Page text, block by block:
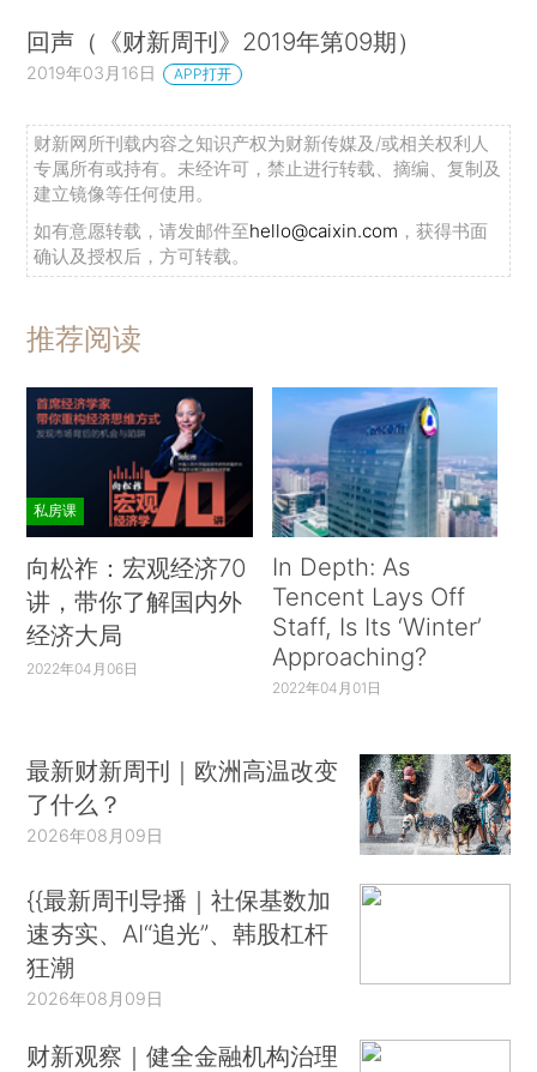
回声（《财新周刊》2019年第09期）
2019年03月16日 APP打开
财新网所刊载内容之知识产权为财新传媒及/或相关权利人
专属所有或持有。未经许可，禁止进行转载、摘编、复制及
建立镜像等任何使用。
如有意愿转载，请发邮件至hello@caixin.com ，获得书面
确认及授权后，方可转载。
推荐阅读
私房课
向松祚：宏观经济70
讲，带你了解国内外
经济大局
2022年04月06日
In Depth: As
Tencent Lays Off
Staff, Is Its ‘Winter’
Approaching?
2022年04月01日
最新财新周刊｜欧洲高温改变
了什么？
2026年08月09日
{{最新周刊导播｜社保基数加
速夯实、AI“追光”、韩股杠杆
狂潮
2026年08月09日
财新观察｜健全金融机构治理